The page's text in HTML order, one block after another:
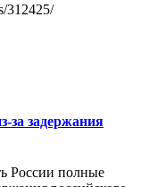
312425/
за задержания
России полные